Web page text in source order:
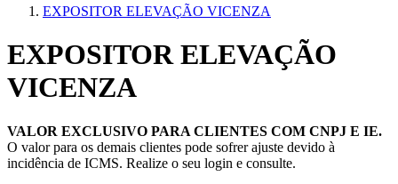
EXPOSITOR ELEVAÇÃO VICENZA
EXPOSITOR ELEVAÇÃO
VICENZA
VALOR EXCLUSIVO PARA CLIENTES COM CNPJ E IE.
O valor para os demais clientes pode sofrer ajuste devido à
incidência de ICMS. Realize o seu login e consulte.